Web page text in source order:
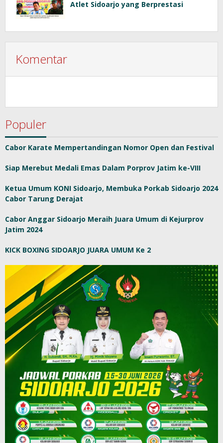
Atlet Sidoarjo yang Berprestasi
Komentar
Populer
Cabor Karate Mempertandingan Nomor Open dan Festival
Siap Merebut Medali Emas Dalam Porprov Jatim ke-VIII
Ketua Umum KONI Sidoarjo, Membuka Porkab Sidoarjo 2024
Cabor Tarung Derajat
Cabor Anggar Sidoarjo Meraih Juara Umum di Kejurprov
Jatim 2024
KICK BOXING SIDOARJO JUARA UMUM Ke 2